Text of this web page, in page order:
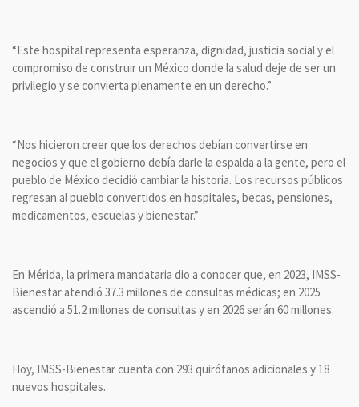
“Este hospital representa esperanza, dignidad, justicia social y el
compromiso de construir un México donde la salud deje de ser un
privilegio y se convierta plenamente en un derecho.”
“Nos hicieron creer que los derechos debían convertirse en
negocios y que el gobierno debía darle la espalda a la gente, pero el
pueblo de México decidió cambiar la historia. Los recursos públicos
regresan al pueblo convertidos en hospitales, becas, pensiones,
medicamentos, escuelas y bienestar.”
En Mérida, la primera mandataria dio a conocer que, en 2023, IMSS-
Bienestar atendió 37.3 millones de consultas médicas; en 2025
ascendió a 51.2 millones de consultas y en 2026 serán 60 millones.
Hoy, IMSS-Bienestar cuenta con 293 quirófanos adicionales y 18
nuevos hospitales.